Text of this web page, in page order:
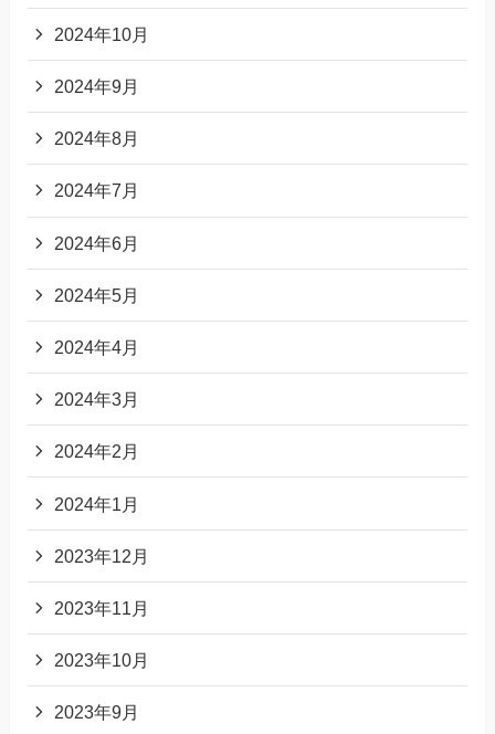
2024年10月
2024年9月
2024年8月
2024年7月
2024年6月
2024年5月
2024年4月
2024年3月
2024年2月
2024年1月
2023年12月
2023年11月
2023年10月
2023年9月